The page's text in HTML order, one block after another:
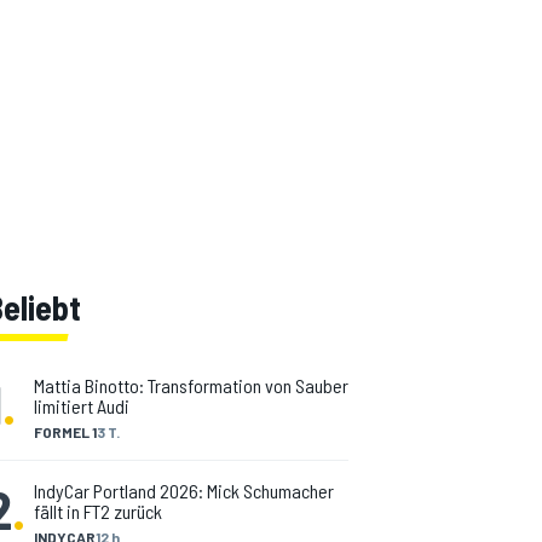
. FORMEL 13 T.
Mattia Binotto: Transformation von Sauber
limitiert Audi
. INDYCAR12 h
IndyCar Portland 2026: Mick Schumacher
fällt in FT2 zurück